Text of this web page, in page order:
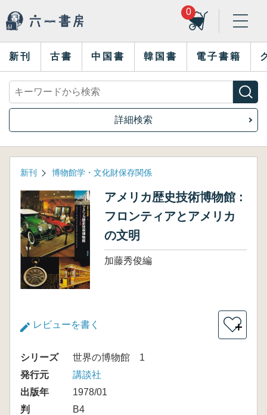
0
新刊 古書 中国書 韓国書 電子書籍
詳細検索
新刊 博物館学・文化財保存関係
アメリカ歴史技術博物館 :
フロンティアとアメリカ
の文明
加藤秀俊編
レビューを書く ＋
シリーズ
世界の博物館 1
発行元
講談社
出版年
1978/01
判
B4